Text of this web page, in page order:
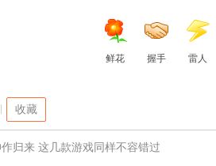
鲜花 握手 雷人
收藏
作归来 这几款游戏同样不容错过